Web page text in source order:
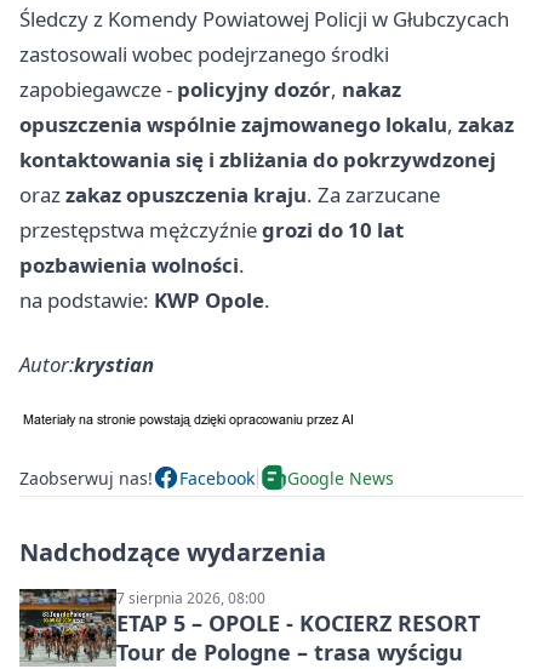
Śledczy z Komendy Powiatowej Policji w Głubczycach
zastosowali wobec podejrzanego środki
zapobiegawcze - policyjny dozór, nakaz
opuszczenia wspólnie zajmowanego lokalu, zakaz
kontaktowania się i zbliżania do pokrzywdzonej
orazzakaz opuszczenia kraju. Za zarzucane
przestępstwa mężczyźniegrozi do 10 lat
pozbawienia wolności.
na podstawie: KWP Opole.
Autor:krystian
Zaobserwuj nas! Facebook Google News
Nadchodzące wydarzenia
7 sierpnia 2026, 08:00
ETAP 5 – OPOLE - KOCIERZ RESORT
Tour de Pologne – trasa wyścigu